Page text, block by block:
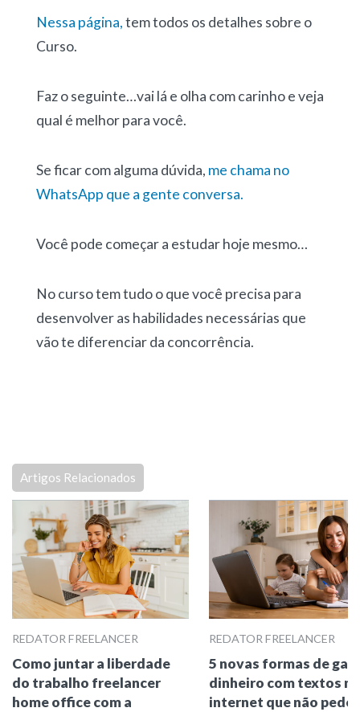
Nessa página,tem todos os detalhes sobre o
Curso.
Faz o seguinte…vai lá e olha com carinho e veja
qual é melhor para você.
Se ficar com alguma dúvida, me chama no
WhatsApp que a gente conversa.
Você pode começar a estudar hoje mesmo…
No curso tem tudo o que você precisa para
desenvolver as habilidades necessárias que
vão te diferenciar da concorrência.
Artigos Relacionados
REDATOR FREELANCER
Como juntar a liberdade
do trabalho freelancer
home office com a
REDATOR FREELANCER
5 novas formas de
dinheiro com textos na
internet que não